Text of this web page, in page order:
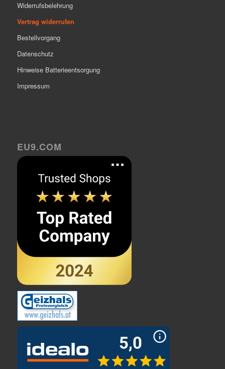
Widerrufsbelehrung
Vertrag widerrufen
Bestellvorgang
Datenschutz
Hinweise Batterieentsorgung
Impressum
EU9.COM